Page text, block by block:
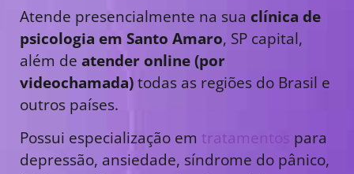
Atende presencialmente na sua clínica de
psicologia em Santo Amaro, SP capital,
além de atender online (por
videochamada)todas as regiões do Brasil e
outros países.
Possui especialização em tratamentos para
depressão, ansiedade, síndrome do pânico,